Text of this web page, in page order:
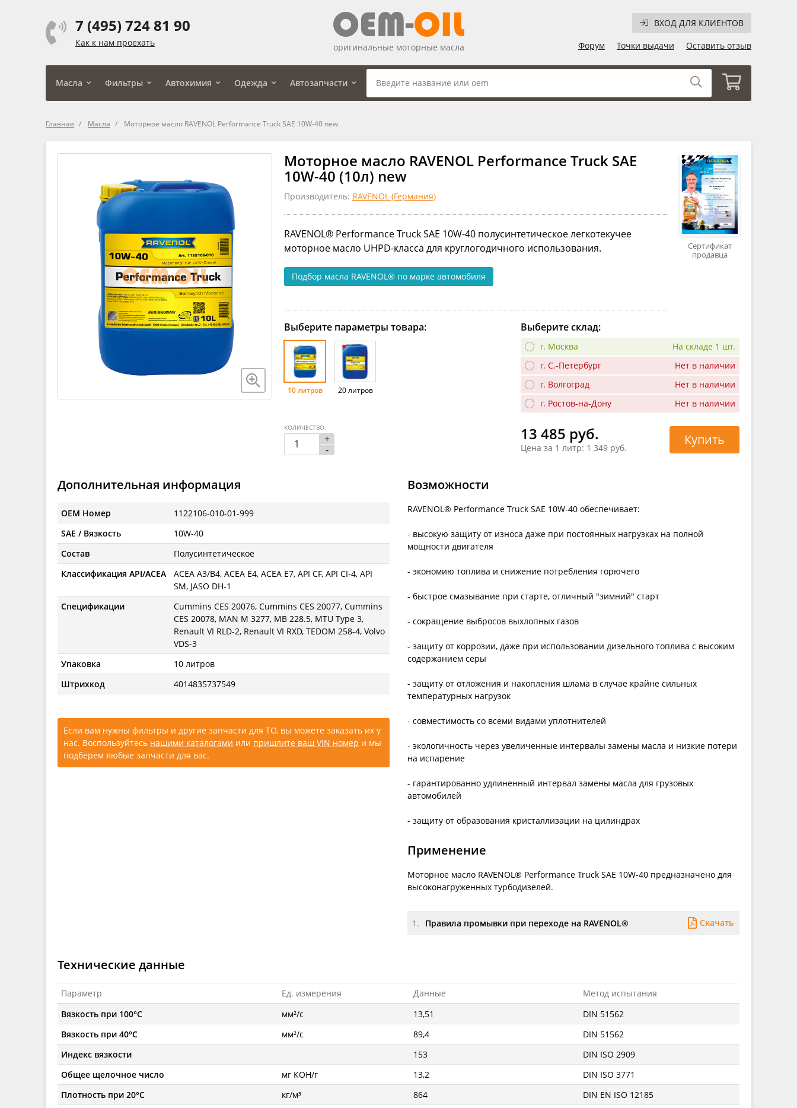
7 (495) 724 81 90
Как к нам проехать
ВХОД ДЛЯ КЛИЕНТОВ
Форум
Точки выдачи Оставить отзыв
оригинальные моторные масла
Масла Фильтры Автохимия Одежда Автозапчасти
Главная Масла Моторное масло RAVENOL Performance Truck SAE 10W-40 new
Моторное масло RAVENOL Performance Truck SAE
10W-40 (10л) new
Производитель: RAVENOL (Германия)
RAVENOL® Performance Truck SAE 10W-40 полусинтетическое легкотекучее
моторное масло UHPD-класса для круглогодичного использования.
Подбор масла RAVENOL® по марке автомобиля
Сертификат
продавца
Выберите параметры товара:
10 литров 20 литров
Выберите склад:
г. Москва
На складе 1 шт.
г. С.-Петербург
Нет в наличии
г. Волгоград
Нет в наличии
г. Ростов-на-Дону
Нет в наличии
13 485 руб.
Цена за 1 литр: 1 349 руб.
+
-
КОЛИЧЕСТВО:
Купить
Дополнительная информация
OEM Номер
1122106-010-01-999
SAE / Вязкость
10W-40
Состав
Полусинтетическое
Классификация API/ACEA
ACEA A3/B4, ACEA E4, ACEA E7, API CF, API CI-4, API
SM, JASO DH-1
Спецификации
Cummins CES 20076, Cummins CES 20077, Cummins
CES 20078, MAN M 3277, MB 228.5, MTU Type 3,
Renault VI RLD-2, Renault VI RXD, TEDOM 258-4, Volvo
VDS-3
Упаковка
10 литров
Штрихкод
4014835737549
Если вам нужны фильтры и другие запчасти для ТО, вы можете заказать их у
нас. Воспользуйтесь нашими каталогами или пришлите ваш VIN номер и мы
подберем любые запчасти для вас.
Возможности
RAVENOL® Performance Truck SAE 10W-40 обеспечивает:
- высокую защиту от износа даже при постоянных нагрузках на полной
мощности двигателя
- экономию топлива и снижение потребления горючего
- быстрое смазывание при старте, отличный "зимний" старт
- сокращение выбросов выхлопных газов
- защиту от коррозии, даже при использовании дизельного топлива с высоким
содержанием серы
- защиту от отложения и накопления шлама в случае крайне сильных
температурных нагрузок
- совместимость со всеми видами уплотнителей
- экологичность через увеличенные интервалы замены масла и низкие потери
на испарение
- гарантированно удлиненный интервал замены масла для грузовых
автомобилей
- защиту от образования кристаллизации на цилиндрах
Применение
Моторное масло RAVENOL® Performance Truck SAE 10W-40 предназначено для
высоконагруженных турбодизелей.
1. Правила промывки при переходе на RAVENOL® Скачать
Технические данные
Параметр Ед. измерения Данные
Метод испытания
Вязкость при 100°C
мм²/с 13,51
DIN 51562
Вязкость при 40°C
мм²/с 89,4
DIN 51562
Индекс вязкости
153
DIN ISO 2909
Общее щелочное число
мг КОН/г 13,2
DIN ISO 3771
Плотность при 20°C
кг/м³ 864
DIN EN ISO 12185